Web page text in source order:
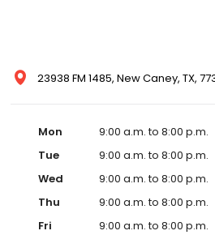
23938 FM 1485, New Caney, TX,
Mon
9:00 a.m. to 8:00 p.m.
Tue
9:00 a.m. to 8:00 p.m.
Wed
9:00 a.m. to 8:00 p.m.
Thu
9:00 a.m. to 8:00 p.m.
Fri
9:00 a.m. to 8:00 p.m.